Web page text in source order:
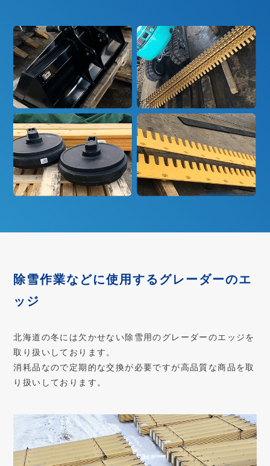
除雪作業などに使用するグレーダーのエ
ッジ
北海道の冬には欠かせない除雪用のグレーダーのエッジを
取り扱いしております。
消耗品なので定期的な交換が必要ですが高品質な商品を取
り扱いしております。